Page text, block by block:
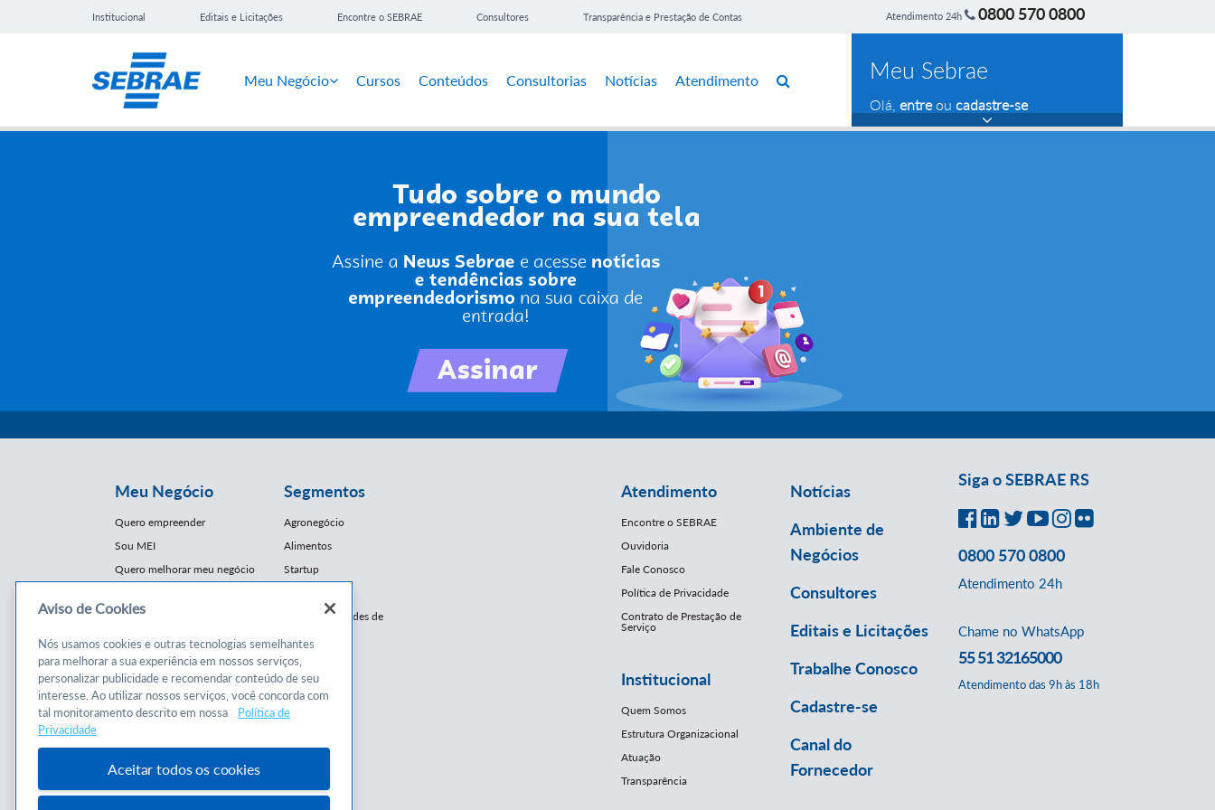
Institucional Editais e Licitações Encontre o SEBRAE Consultores Transparência e Prestação de Contas Atendimento 24h 0800 570 0800
Meu Negócio Cursos Conteúdos Consultorias Notícias Atendimento Meu Sebrae
Olá, entreou cadastre-se
Meu Negócio
Quero empreender
Sou MEI
Quero melhorar meu negócio
Cursos e
Conteúdos
Cursos
Consultorias
Programas
Segmentos
Agronegócio
Alimentos
Startup
Franquias / Redes de
Moda
Moveleiro
Saúde
Turismo
Mercopar
Atendimento
Encontre o SEBRAE
Ouvidoria
Fale Conosco
Política de Privacidade
Contrato de Prestação de
Serviço
Institucional
Quem Somos
Estrutura Organizacional
Atuação
Transparência
Notícias
Ambiente de
Negócios
Consultores
Editais e Licitações
Trabalhe Conosco
Cadastre-se
Canal do
Fornecedor
Siga o SEBRAE RS
0800 570 0800
Atendimento 24h
Chame no WhatsApp
55 51 32165000
Atendimento das 9h às 18h
Aviso de Cookies
Nós usamos cookies e outras tecnologias semelhantes
para melhorar a sua experiência em nossos serviços,
personalizar publicidade e recomendar conteúdo de seu
interesse. Ao utilizar nossos serviços, você concorda com
tal monitoramento descrito em nossa
Política de
Privacidade
Aceitar todos os cookies